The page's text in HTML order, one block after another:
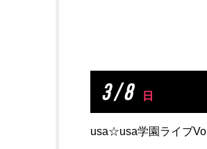
3 / 8 日
usa☆usa学園ライブ